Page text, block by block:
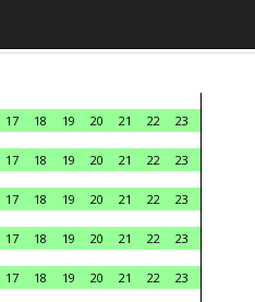
17 18 19 20 21 22
23
17 18 19 20 21 22
23
17 18 19 20 21 22
23
17 18 19 20 21 22
23
17 18 19 20 21 22
23